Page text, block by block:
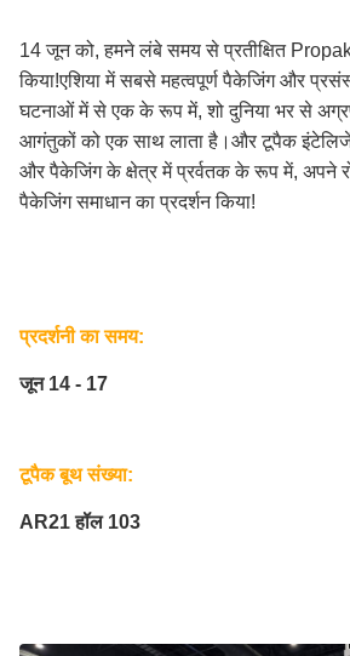
14 जून को, हमने लंबे समय से प्रतीक्षित
किया!एशिया में सबसे महत्वपूर्ण पैकेजिंग और
घटनाओं में से एक के रूप में, शो दुनिया भर से
आगंतुकों को एक साथ लाता है।और टूपैक
और पैकेजिंग के क्षेत्र में प्रर्वतक के रूप में, अपने
पैकेजिंग समाधान का प्रदर्शन किया!
प्रदर्शनी का समय:
जून 14 - 17
टूपैक बूथ संख्या:
AR21 हॉल 103